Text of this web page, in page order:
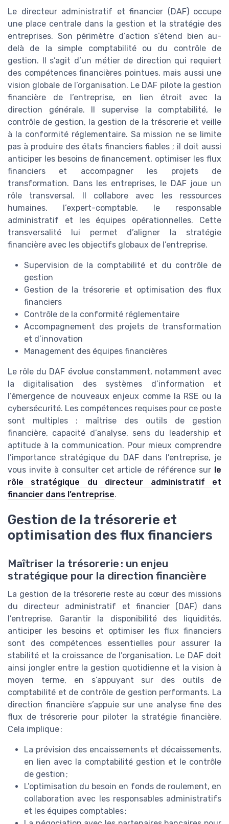
Le directeur administratif et financier (DAF) occupe
une place centrale dans la gestion et la stratégie des
entreprises. Son périmètre d’action s’étend bien au-
delà de la simple comptabilité ou du contrôle de
gestion. Il s’agit d’un métier de direction qui requiert
des compétences financières pointues, mais aussi une
vision globale de l’organisation. Le DAF pilote la gestion
financière de l’entreprise, en lien étroit avec la
direction générale. Il supervise la comptabilité, le
contrôle de gestion, la gestion de la trésorerie et veille
à la conformité réglementaire. Sa mission ne se limite
pas à produire des états financiers fiables ; il doit aussi
anticiper les besoins de financement, optimiser les flux
financiers et accompagner les projets de
transformation. Dans les entreprises, le DAF joue un
rôle transversal. Il collabore avec les ressources
humaines, l’expert-comptable, le responsable
administratif et les équipes opérationnelles. Cette
transversalité lui permet d’aligner la stratégie
financière avec les objectifs globaux de l’entreprise.
Supervision de la comptabilité et du contrôle de
gestion
Gestion de la trésorerie et optimisation des flux
financiers
Contrôle de la conformité réglementaire
Accompagnement des projets de transformation
et d’innovation
Management des équipes financières
Le rôle du DAF évolue constamment, notamment avec
la digitalisation des systèmes d’information et
l’émergence de nouveaux enjeux comme la RSE ou la
cybersécurité. Les compétences requises pour ce poste
sont multiples : maîtrise des outils de gestion
financière, capacité d’analyse, sens du leadership et
aptitude à la communication. Pour mieux comprendre
l’importance stratégique du DAF dans l’entreprise, je
vous invite à consulter cet article de référence sur le
rôle stratégique du directeur administratif et
financier dans l’entreprise.
Gestion de la trésorerie et
optimisation des flux financiers
Maîtriser la trésorerie : un enjeu
stratégique pour la direction financière
La gestion de la trésorerie reste au cœur des missions
du directeur administratif et financier (DAF) dans
l’entreprise. Garantir la disponibilité des liquidités,
anticiper les besoins et optimiser les flux financiers
sont des compétences essentielles pour assurer la
stabilité et la croissance de l’organisation. Le DAF doit
ainsi jongler entre la gestion quotidienne et la vision à
moyen terme, en s’appuyant sur des outils de
comptabilité et de contrôle de gestion performants. La
direction financière s’appuie sur une analyse fine des
flux de trésorerie pour piloter la stratégie financière.
Cela implique :
La prévision des encaissements et décaissements,
en lien avec la comptabilité gestion et le contrôle
de gestion ;
L’optimisation du besoin en fonds de roulement, en
collaboration avec les responsables administratifs
et les équipes comptables ;